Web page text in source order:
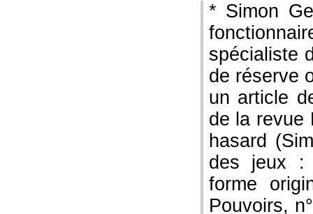
* Simon
spécialiste
de réserve
un article
de la revue
hasard
des jeux :
forme
Pouvoirs,